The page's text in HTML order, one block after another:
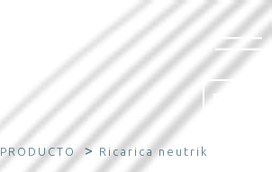
ES
PRODUCTO > Ricarica neutrik